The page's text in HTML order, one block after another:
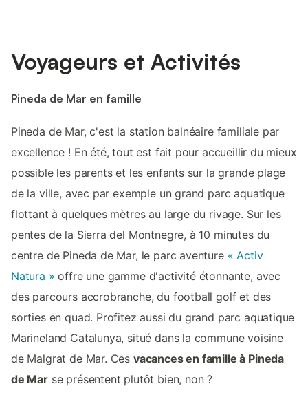
Voyageurs et Activités
Pineda de Mar en famille
Pineda de Mar, c'est la station balnéaire familiale par
excellence ! En été, tout est fait pour accueillir du mieux
possible les parents et les enfants sur la grande plage
de la ville, avec par exemple un grand parc aquatique
flottant à quelques mètres au large du rivage. Sur les
pentes de la Sierra del Montnegre, à 10 minutes du
centre de Pineda de Mar, le parc aventure « Activ
Natura » offre une gamme d'activité étonnante, avec
des parcours accrobranche, du football golf et des
sorties en quad. Profitez aussi du grand parc aquatique
Marineland Catalunya, situé dans la commune voisine
de Malgrat de Mar. Ces vacances en famille à Pineda
de Marse présentent plutôt bien, non ?